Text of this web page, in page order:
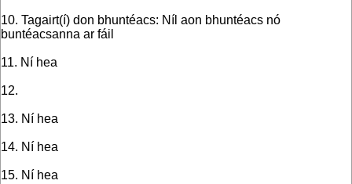
10. Tagairt(í) don bhuntéacs: Níl aon bhuntéacs nó
buntéacsanna ar fáil
11. Ní hea
12.
13. Ní hea
14. Ní hea
15. Ní hea